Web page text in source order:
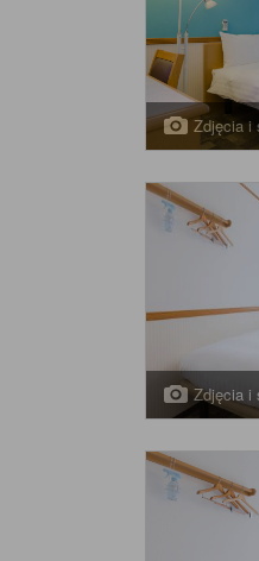
Zdjęcia i
Zdjęcia i